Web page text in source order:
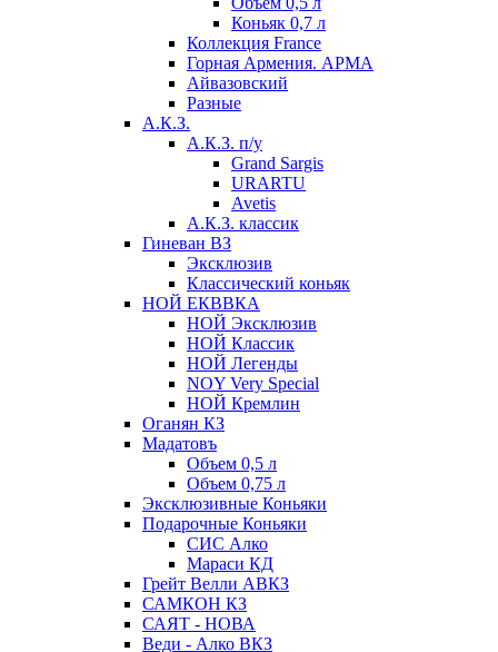
Коньяк 0,7 л
Коллекция France
Горная Армения. АРМА
Айвазовский
Разные
А.К.З.
А.К.З. п/у
Grand Sargis
URARTU
Avetis
А.К.З. классик
Гиневан ВЗ
Эксклюзив
Классический коньяк
НОЙ ЕКВВКА
НОЙ Эксклюзив
НОЙ Классик
НОЙ Легенды
NOY Very Speсial
НОЙ Кремлин
Оганян КЗ
Мадатовъ
Объем 0,5 л
Объем 0,75 л
Эксклюзивные Коньяки
Подарочные Коньяки
СИС Алко
Мараси КД
Грейт Велли АВКЗ
САМКОН КЗ
САЯТ - НОВА
Веди - Алко ВКЗ